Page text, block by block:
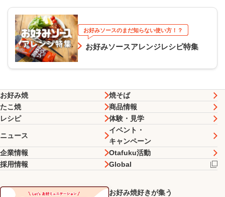
お好みソースのまだ知らない使い方！？
お好みソースアレンジレシピ特集
お好み焼
焼そば
たこ焼
商品情報
レシピ
体験・見学
ニュース
イベント・
キャンペーン
企業情報
Otafuku活動
採用情報
Global
お好み焼好きが集う